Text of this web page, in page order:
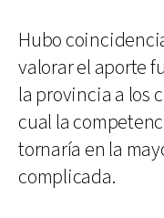
Hubo
valorar el aporte
la provincia a los
cual la
tornaría en la
complicada.